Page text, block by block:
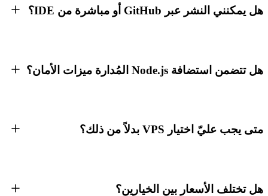
هل يمكنني النشر عبر GitHub أو مباشرة من IDE؟
هل تتضمن استضافة Node.js المُدارة ميزات الأمان؟
متى يجب عليّ اختيار VPS بدلاً من ذلك؟
هل تختلف الأسعار بين الخيارين؟